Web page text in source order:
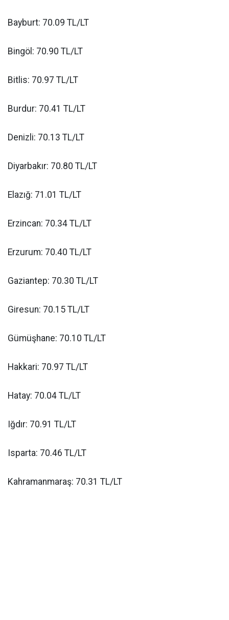
Bayburt: 70.09 TL/LT
Bingöl: 70.90 TL/LT
Bitlis: 70.97 TL/LT
Burdur: 70.41 TL/LT
Denizli: 70.13 TL/LT
Diyarbakır: 70.80 TL/LT
Elazığ: 71.01 TL/LT
Erzincan: 70.34 TL/LT
Erzurum: 70.40 TL/LT
Gaziantep: 70.30 TL/LT
Giresun: 70.15 TL/LT
Gümüşhane: 70.10 TL/LT
Hakkari: 70.97 TL/LT
Hatay: 70.04 TL/LT
Iğdır: 70.91 TL/LT
Isparta: 70.46 TL/LT
Kahramanmaraş: 70.31 TL/LT